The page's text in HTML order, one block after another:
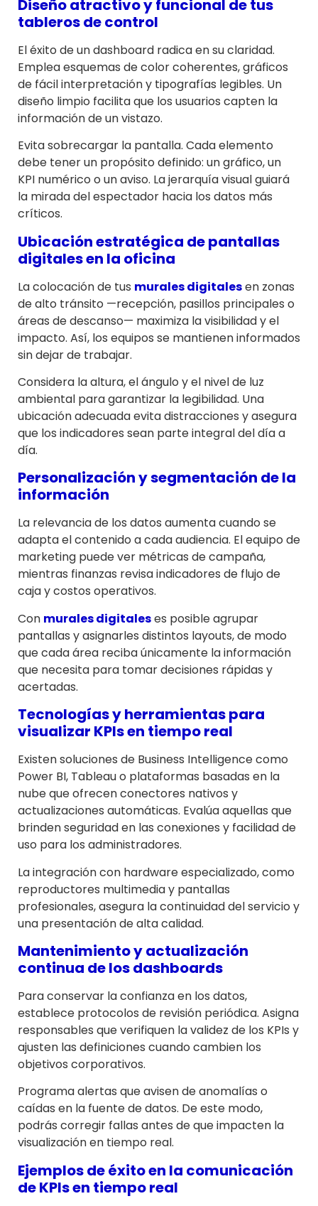
Diseño atractivo y funcional de tus
tableros de control
El éxito de un dashboard radica en su claridad.
Emplea esquemas de color coherentes, gráficos
de fácil interpretación y tipografías legibles. Un
diseño limpio facilita que los usuarios capten la
información de un vistazo.
Evita sobrecargar la pantalla. Cada elemento
debe tener un propósito definido: un gráfico, un
KPI numérico o un aviso. La jerarquía visual guiará
la mirada del espectador hacia los datos más
críticos.
Ubicación estratégica de pantallas
digitales en la oficina
La colocación de tus murales digitalesen zonas
de alto tránsito —recepción, pasillos principales o
áreas de descanso— maximiza la visibilidad y el
impacto. Así, los equipos se mantienen informados
sin dejar de trabajar.
Considera la altura, el ángulo y el nivel de luz
ambiental para garantizar la legibilidad. Una
ubicación adecuada evita distracciones y asegura
que los indicadores sean parte integral del día a
día.
Personalización y segmentación de la
información
La relevancia de los datos aumenta cuando se
adapta el contenido a cada audiencia. El equipo de
marketing puede ver métricas de campaña,
mientras finanzas revisa indicadores de flujo de
caja y costos operativos.
Con murales digitaleses posible agrupar
pantallas y asignarles distintos layouts, de modo
que cada área reciba únicamente la información
que necesita para tomar decisiones rápidas y
acertadas.
Tecnologías y herramientas para
visualizar KPIs en tiempo real
Existen soluciones de Business Intelligence como
Power BI, Tableau o plataformas basadas en la
nube que ofrecen conectores nativos y
actualizaciones automáticas. Evalúa aquellas que
brinden seguridad en las conexiones y facilidad de
uso para los administradores.
La integración con hardware especializado, como
reproductores multimedia y pantallas
profesionales, asegura la continuidad del servicio y
una presentación de alta calidad.
Mantenimiento y actualización
continua de los dashboards
Para conservar la confianza en los datos,
establece protocolos de revisión periódica. Asigna
responsables que verifiquen la validez de los KPIs y
ajusten las definiciones cuando cambien los
objetivos corporativos.
Programa alertas que avisen de anomalías o
caídas en la fuente de datos. De este modo,
podrás corregir fallas antes de que impacten la
visualización en tiempo real.
Ejemplos de éxito en la comunicación
de KPIs en tiempo real